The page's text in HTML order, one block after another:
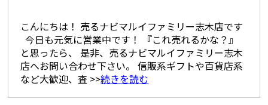
こんにちは！ 売るナビマルイファミリー志木店です
今日も元気に営業中です！ 『これ売れるかな？』
と思ったら、 是非、売るナビマルイファミリー志木
店へお問い合わせ下さい。 信販系ギフトや百貨店系
など大歓迎、査 >>続きを読む